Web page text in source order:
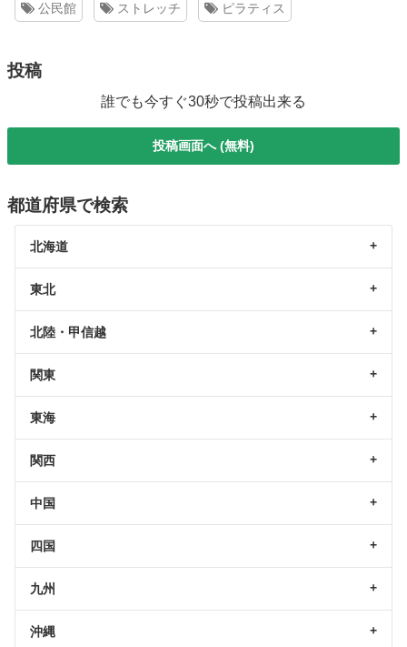
公民館 ストレッチ ピラティス
投稿
誰でも今すぐ30秒で投稿出来る
投稿画面へ (無料)
都道府県で検索
北海道
東北
北陸・甲信越
関東
東海
関西
中国
四国
九州
沖縄